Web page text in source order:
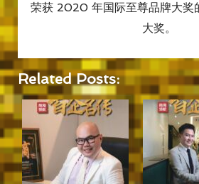
荣获 2020 年国际至尊品牌大奖
大奖。
Related Posts: